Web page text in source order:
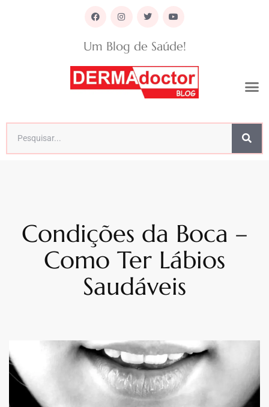
Um Blog de Saúde!
Condições da Boca –
Como Ter Lábios
Saudáveis